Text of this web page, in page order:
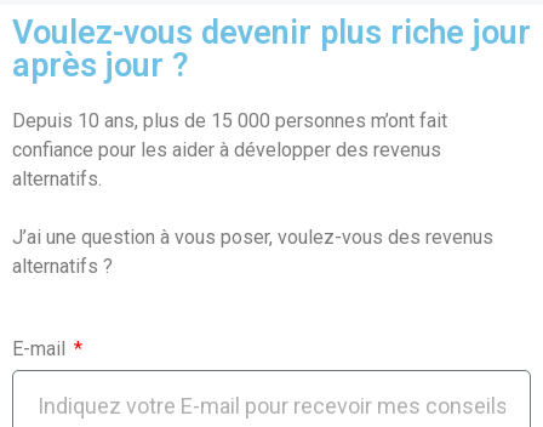
ce
b
o
o
k
ail at
s
A
p
ta
er
Voulez-vous devenir plus riche jour
après jour ?
Depuis 10 ans, plus de 15 000 personnes m’ont fait
confiance pour les aider à développer des revenus
alternatifs.
J’ai une question à vous poser, voulez-vous des revenus
alternatifs ?
E-mail